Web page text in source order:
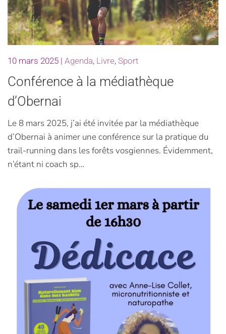
10 mars 2025 | Agenda, Livre, Sport
Conférence à la médiathèque
d’Obernai
Le 8 mars 2025, j’ai été invitée par la médiathèque
d’Obernai à animer une conférence sur la pratique du
trail-running dans les forêts vosgiennes. Évidemment,
n’étant ni coach sp…